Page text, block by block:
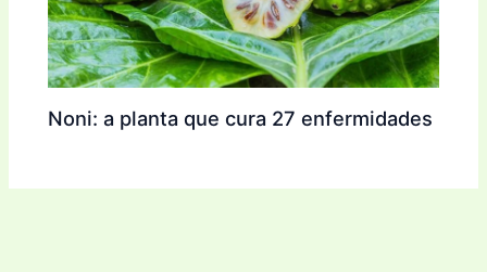
Noni: a planta que cura 27 enfermidades